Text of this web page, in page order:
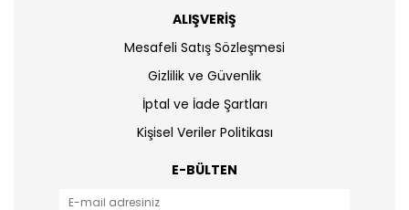
ALIŞVERİŞ
Mesafeli Satış Sözleşmesi
Gizlilik ve Güvenlik
İptal ve İade Şartları
Kişisel Veriler Politikası
E-BÜLTEN